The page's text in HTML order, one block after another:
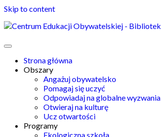
Skip to content
Strona główna
Obszary
Angażuj obywatelsko
Pomagaj się uczyć
Odpowiadaj na globalne wyzwania
Otwieraj na kulturę
Ucz otwartości
Programy
Ekologiczna szkoła